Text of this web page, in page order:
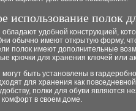
использование полок
удобной конструкцией,
обычно имеют открытую форму,
полок имеют дополнительные
крючки для хранения ключей или
могут быть установлены в
для хранения как
полки для обуви являются
комфорт в своем доме.